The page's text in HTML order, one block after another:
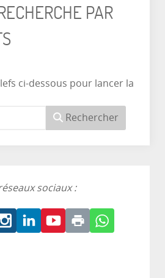
PAR
ci-dessous pour lancer la
Rechercher
sociaux :